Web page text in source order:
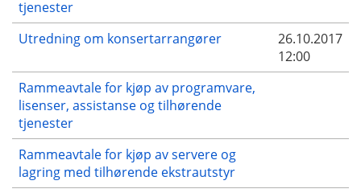
tjenester
Utredning om konsertarrangører
26.10.2017
12:00
Rammeavtale for kjøp av programvare,
lisenser, assistanse og tilhørende
tjenester
Rammeavtale for kjøp av servere og
lagring med tilhørende ekstrautstyr